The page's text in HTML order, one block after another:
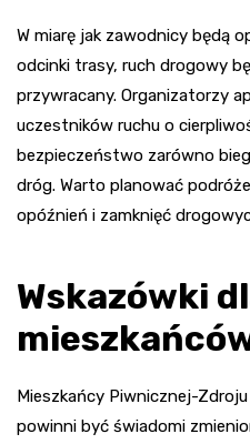
W miarę jak zawodnicy będą
odcinki trasy, ruch drogowy
przywracany. Organizatorzy
uczestników ruchu o
bezpieczeństwo zarówno
dróg. Warto planować
opóźnień i zamknięć
Wskazówki
Mieszkańcy Piwnicznej-
powinni być świadomi